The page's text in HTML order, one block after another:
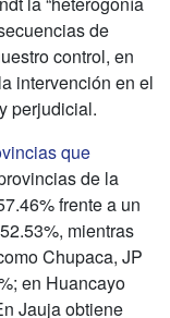
de
control, en
intervención en el
perjudicial.
que
de la
frente a un
mientras
Chupaca, JP
en Huancayo
Jauja obtiene